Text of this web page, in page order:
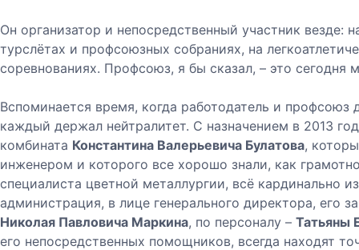
Он организатор и непосредственный участник везде:
турслётах и профсоюзных собраниях, на
соревнованиях. Профсоюз, я бы сказал, – это сегодня
Вспоминается время, когда работодатель и профсоюз
каждый держал нейтралитет. С назначением в 2013
комбината Константина Валерьевича Булатова,
инженером и которого все хорошо знали, как
специалиста цветной металлургии, всё кардинально
администрация, в лице генерального директора, его
Николая Павловича Маркина, по персоналу – Татьяны
его непосредственных помощников, всегда находят